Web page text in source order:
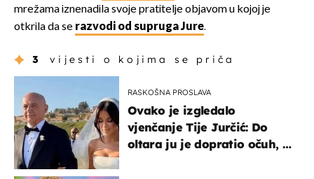
mrežama iznenadila svoje pratitelje objavom u kojoj je
otkrila da se razvodi od supruga Jure.
3 vijesti o kojima se priča
RASKOŠNA PROSLAVA
Ovako je izgledalo
vjenčanje Tije Jurčić: Do
oltara ju je dopratio očuh, a